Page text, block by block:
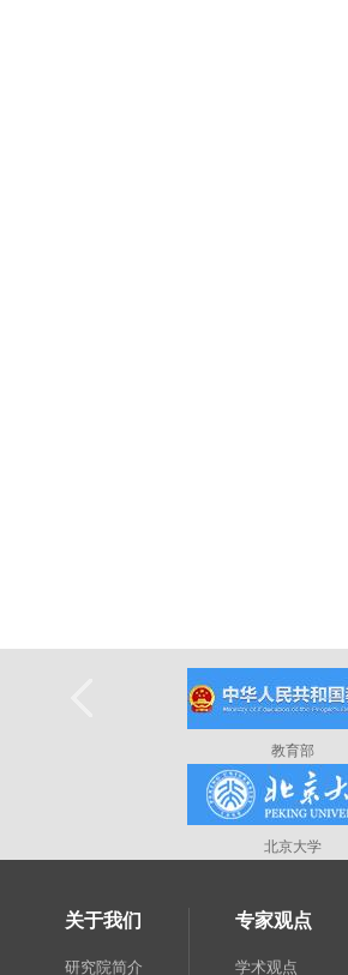
教育部
北京大学
关于我们
研究院简介
专家观点
学术观点